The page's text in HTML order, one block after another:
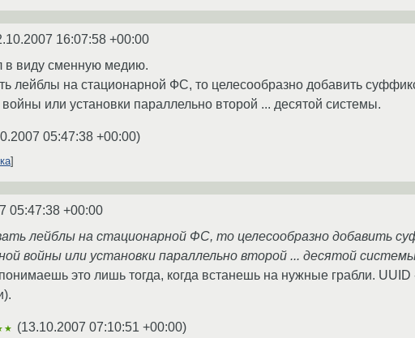
16:07:58 +00:00
в виду сменную медию.
лейблы на стационарной ФС, то целесообразно добавить
или установки параллельно второй ... десятой системы.
05:47:38 +00:00)
05:47:38 +00:00
лейблы на стационарной ФС, то целесообразно добавить
войны или установки параллельно второй ... десятой
это лишь тогда, когда встанешь на нужные грабли. UUID
(13.10.2007 07:10:51 +00:00)